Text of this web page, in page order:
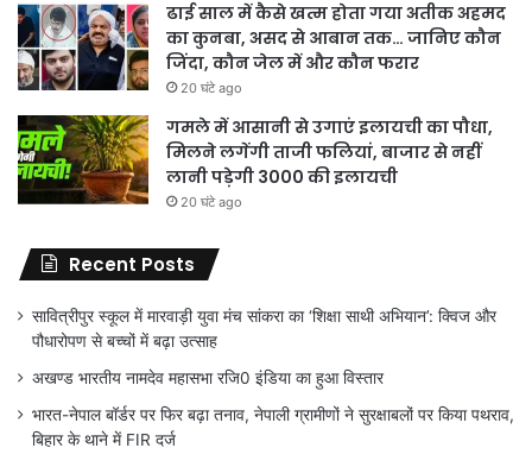
ढाई साल में कैसे खत्म होता गया अतीक अहमद
का कुनबा, असद से आबान तक… जानिए कौन
जिंदा, कौन जेल में और कौन फरार
20 घंटे ago
गमले में आसानी से उगाएं इलायची का पौधा,
मिलने लगेंगी ताजी फलियां, बाजार से नहीं
लानी पड़ेगी 3000 की इलायची
20 घंटे ago
Recent Posts
सावित्रीपुर स्कूल में मारवाड़ी युवा मंच सांकरा का ‘शिक्षा साथी अभियान’: क्विज और
पौधारोपण से बच्चों में बढ़ा उत्साह
अखण्ड भारतीय नामदेव महासभा रजि0 इंडिया का हुआ विस्तार
भारत-नेपाल बॉर्डर पर फिर बढ़ा तनाव, नेपाली ग्रामीणों ने सुरक्षाबलों पर किया पथराव,
बिहार के थाने में FIR दर्ज